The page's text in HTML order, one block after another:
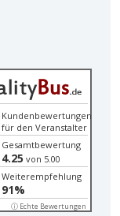
Kundenbewertungen
für den Veranstalter
Gesamtbewertung
4.25 von 5.00
Weiterempfehlung
91%
ⓘ Echte Bewertungen